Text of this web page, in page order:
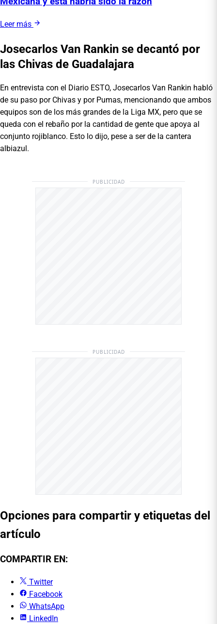
Leer más
Josecarlos Van Rankin se decantó por
las Chivas de Guadalajara
En entrevista con el Diario ESTO, Josecarlos Van Rankin habló
de su paso por Chivas y por Pumas, mencionando que ambos
equipos son de los más grandes de la Liga MX, pero que se
queda con el rebaño por la cantidad de gente que apoya al
conjunto rojiblanco. Esto lo dijo, pese a ser de la cantera
albiazul.
PUBLICIDAD
PUBLICIDAD
Opciones para compartir y etiquetas del
artículo
COMPARTIR EN:
Twitter
Facebook
WhatsApp
LinkedIn